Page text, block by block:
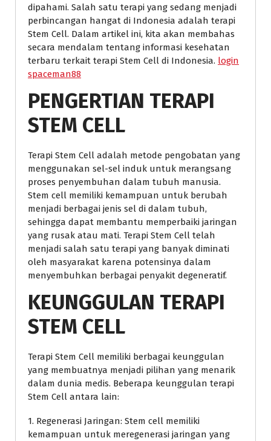
dipahami. Salah satu terapi yang sedang menjadi
perbincangan hangat di Indonesia adalah terapi
Stem Cell. Dalam artikel ini, kita akan membahas
secara mendalam tentang informasi kesehatan
terbaru terkait terapi Stem Cell di Indonesia. login
spaceman88
PENGERTIAN TERAPI
STEM CELL
Terapi Stem Cell adalah metode pengobatan yang
menggunakan sel-sel induk untuk merangsang
proses penyembuhan dalam tubuh manusia.
Stem cell memiliki kemampuan untuk berubah
menjadi berbagai jenis sel di dalam tubuh,
sehingga dapat membantu memperbaiki jaringan
yang rusak atau mati. Terapi Stem Cell telah
menjadi salah satu terapi yang banyak diminati
oleh masyarakat karena potensinya dalam
menyembuhkan berbagai penyakit degeneratif.
KEUNGGULAN TERAPI
STEM CELL
Terapi Stem Cell memiliki berbagai keunggulan
yang membuatnya menjadi pilihan yang menarik
dalam dunia medis. Beberapa keunggulan terapi
Stem Cell antara lain:
1. Regenerasi Jaringan: Stem cell memiliki
kemampuan untuk meregenerasi jaringan yang